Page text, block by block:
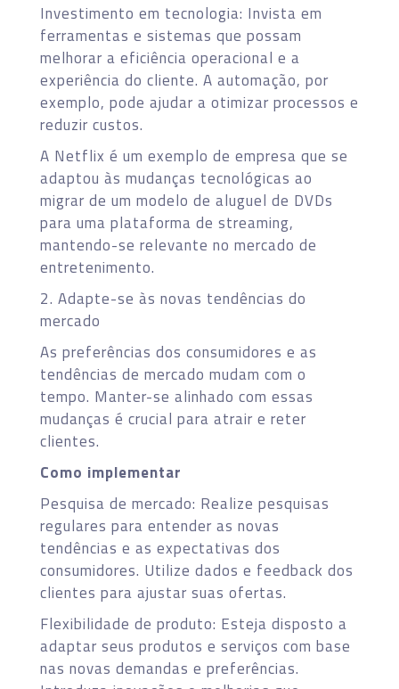
Investimento em tecnologia: Invista em
ferramentas e sistemas que possam
melhorar a eficiência operacional e a
experiência do cliente. A automação, por
exemplo, pode ajudar a otimizar processos e
reduzir custos.
A Netflix é um exemplo de empresa que se
adaptou às mudanças tecnológicas ao
migrar de um modelo de aluguel de DVDs
para uma plataforma de streaming,
mantendo-se relevante no mercado de
entretenimento.
2. Adapte-se às novas tendências do
mercado
As preferências dos consumidores e as
tendências de mercado mudam com o
tempo. Manter-se alinhado com essas
mudanças é crucial para atrair e reter
clientes.
Como implementar
Pesquisa de mercado: Realize pesquisas
regulares para entender as novas
tendências e as expectativas dos
consumidores. Utilize dados e feedback dos
clientes para ajustar suas ofertas.
Flexibilidade de produto: Esteja disposto a
adaptar seus produtos e serviços com base
nas novas demandas e preferências.